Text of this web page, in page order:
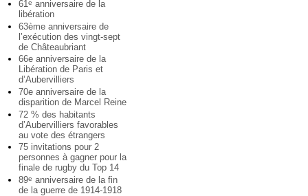
61e anniversaire de la
libération
63ème anniversaire de
l’exécution des vingt-sept
de Châteaubriant
66e anniversaire de la
Libération de Paris et
d’Aubervilliers
70e anniversaire de la
disparition de Marcel Reine
72 % des habitants
d’Aubervilliers favorables
au vote des étrangers
75 invitations pour 2
personnes à gagner pour la
finale de rugby du Top 14
89e anniversaire de la fin
de la guerre de 1914-1918